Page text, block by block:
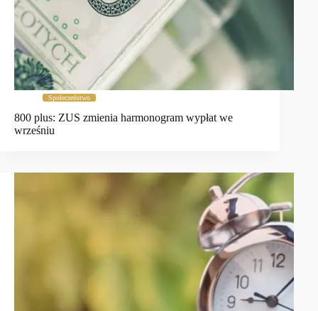
Społeczeństwo
800 plus: ZUS zmienia harmonogram wypłat we
wrześniu